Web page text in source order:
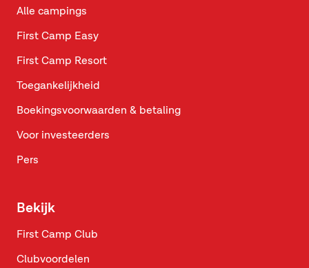
Alle campings
First Camp Easy
First Camp Resort
Toegankelijkheid
Boekingsvoorwaarden & betaling
Voor investeerders
Pers
Bekijk
First Camp Club
Clubvoordelen